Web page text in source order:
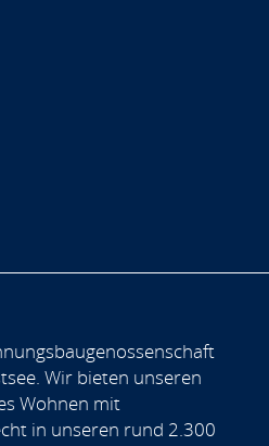
Wir bieten unseren
Wohnen mit
in unseren rund 2.300